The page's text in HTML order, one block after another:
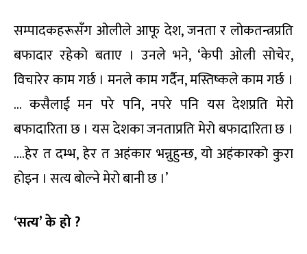
सम्पादकहरूसँग ओलीले आफू देश, जनता र लोकतन्त्रप्रति
बफादार रहेको बताए । उनले भने, ‘केपी ओली सोचेर,
विचारेर काम गर्छ । मनले काम गर्दैन, मस्तिष्कले काम गर्छ ।
… कसैलाई मन परे पनि, नपरे पनि यस देशप्रति मेरो
बफादारिता छ । यस देशका जनताप्रति मेरो बफादारिता छ ।
….हेर त दम्भ, हेर त अहंकार भन्नुहुन्छ, यो अहंकारको कुरा
होइन । सत्य बोल्ने मेरो बानी छ ।’
‘सत्य’ के हो ?